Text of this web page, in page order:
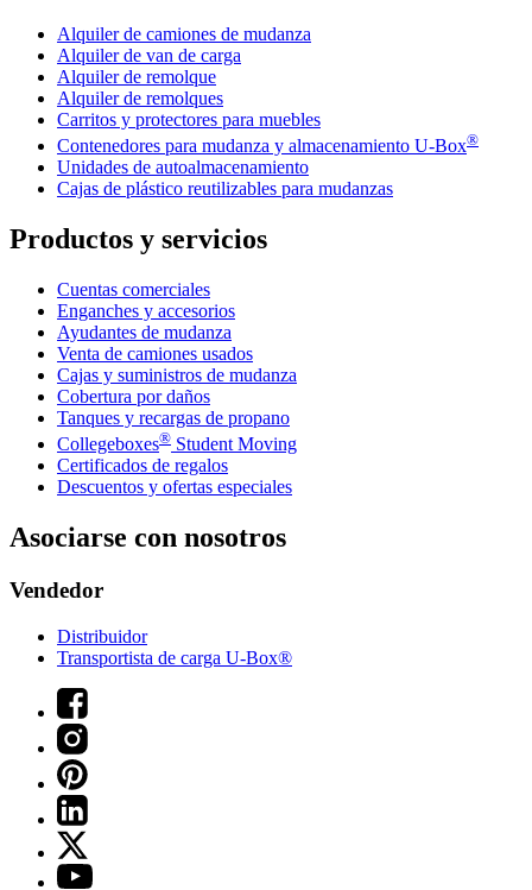
Alquiler de camiones de mudanza
Alquiler de van de carga
Alquiler de remolque
Alquiler de remolques
Carritos y protectores para muebles
Contenedores para mudanza y almacenamiento U-Box®
Unidades de autoalmacenamiento
Cajas de plástico reutilizables para mudanzas
Productos y servicios
Cuentas comerciales
Enganches y accesorios
Ayudantes de mudanza
Venta de camiones usados
Cajas y suministros de mudanza
Cobertura por daños
Tanques y recargas de propano
Collegeboxes® Student Moving
Certificados de regalos
Descuentos y ofertas especiales
Asociarse con nosotros
Vendedor
Distribuidor
Transportista de carga U-Box®